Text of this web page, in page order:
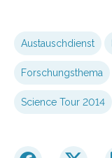
Austauschdienst
Forschungsthema
Science Tour 2014